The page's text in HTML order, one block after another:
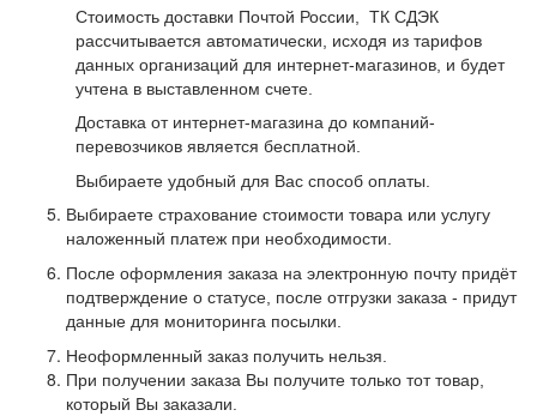
Стоимость доставки Почтой России, ТК СДЭК
рассчитывается автоматически, исходя из тарифов
данных организаций для интернет-магазинов, и будет
учтена в выставленном счете.
Доставка от интернет-магазина до компаний-
перевозчиков является бесплатной.
Выбираете удобный для Вас способ оплаты.
Выбираете страхование стоимости товара или услугу
наложенный платеж при необходимости.
После оформления заказа на электронную почту придёт
подтверждение о статусе, после отгрузки заказа - придут
данные для мониторинга посылки.
Неоформленный заказ получить нельзя.
При получении заказа Вы получите только тот товар,
который Вы заказали.